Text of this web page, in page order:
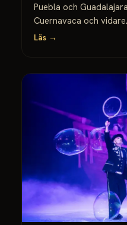
Puebla och
Cuernavaca och vidare.
Läs →